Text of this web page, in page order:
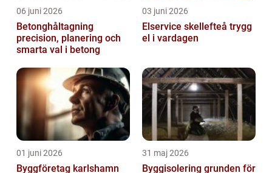
06 juni 2026
Betonghåltagning
precision, planering och
smarta val i betong
03 juni 2026
Elservice skellefteå trygg
el i vardagen
01 juni 2026
Byggföretag karlshamn
31 maj 2026
Byggisolering grunden för